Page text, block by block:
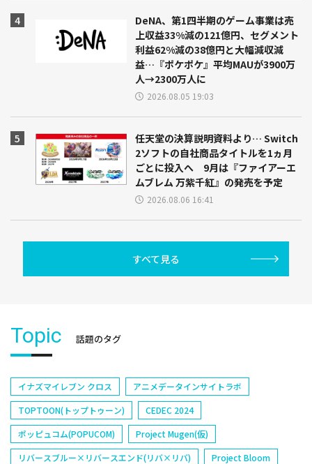
DeNA、第1四半期のゲーム事業は売
上収益33%減の121億円、セグメント
利益62%減の38億円と大幅減収減
益…『ポケポケ』平均MAUが3900万
人→2300万人に
2026.08.05 19:03
任天堂の決算説明資料より… Switch
2ソフトの自社商品タイトルを1ヵ月
ごとに投入へ 9月は『ファイアーエ
ムブレム 万紫千紅』の発売を予定
2026.08.06 16:41
すべて見る
Topic 話題のタグ
イナズマイレブン クロス
アニメデータインサイトラボ
TOPTOON(トップトゥーン)
CEDEC 2024
ポッピュコム(POPUCOM)
Project Mugen(仮)
リバースブルー×リバースエンド(リバ×リバ)
Project Bloom